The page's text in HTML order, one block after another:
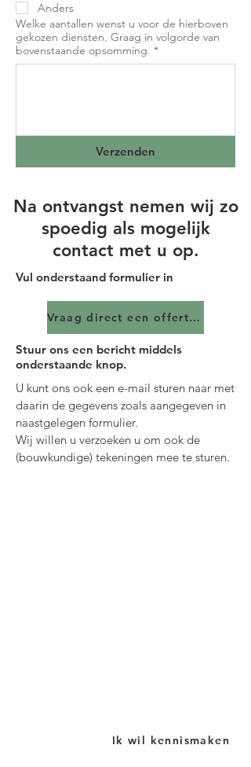
Anders
Welke aantallen wenst u voor de hierboven
gekozen diensten. Graag in volgorde van
bovenstaande opsomming. *
Verzenden
Na ontvangst nemen wij zo
spoedig als mogelijk
contact met u op.
Vul onderstaand formulier in
Vraag direct een offerte aan
Stuur ons een bericht middels
onderstaande knop.
U kunt ons ook een e-mail sturen naar met
daarin de gegevens zoals aangegeven in
naastgelegen formulier.
Wij willen u verzoeken u om ook de
(bouwkundige) tekeningen mee te sturen.
Ik wil kennismaken